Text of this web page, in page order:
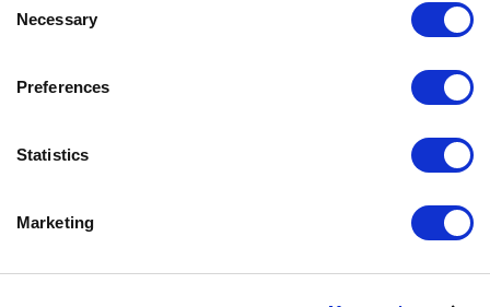
Selection
Necessary
Preferences
Statistics
Marketing
FAQ
KONTAKTIERE UNS
Bozita